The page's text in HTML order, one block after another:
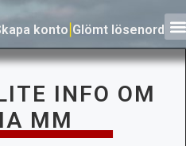
konto Glömt lösenord
INFO OM
MM